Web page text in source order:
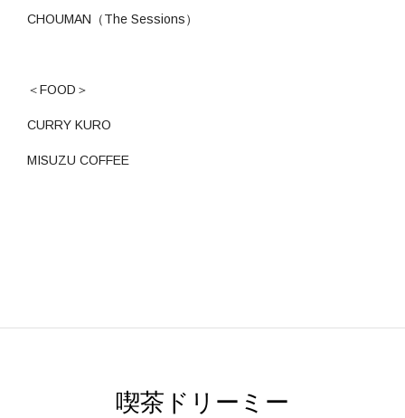
CHOUMAN（The Sessions）
＜FOOD＞
CURRY KURO
MISUZU COFFEE
喫茶ドリーミー